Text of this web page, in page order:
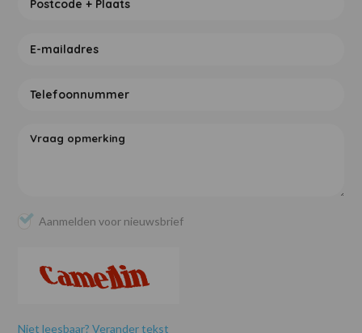
Aanmelden voor nieuwsbrief
Niet leesbaar? Verander tekst